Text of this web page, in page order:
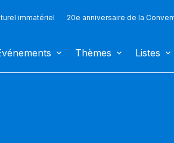
immatériel 20e anniversaire de la
Thèmes Listes